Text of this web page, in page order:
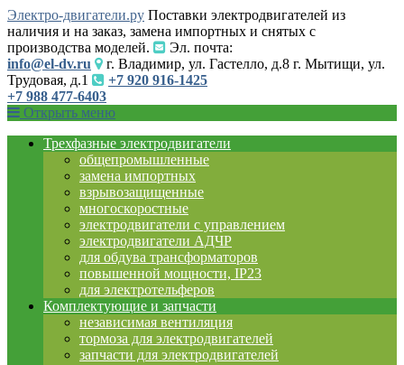
Электро-двигатели.ру Поставки электродвигателей из
наличия и на заказ, замена импортных и снятых с
производства моделей.
Эл. почта:
info@el-dv.ru
г. Владимир, ул. Гастелло, д.8 г. Мытищи, ул.
Трудовая, д.1
+7 920 916-1425
+7 988 477-6403
Открыть меню
Трехфазные электродвигатели
общепромышленные
замена импортных
взрывозащищенные
многоскоростные
электродвигатели с управлением
электродвигатели АДЧР
для обдува трансформаторов
повышенной мощности, IP23
для электротельферов
Комплектующие и запчасти
независимая вентиляция
тормоза для электродвигателей
запчасти для электродвигателей